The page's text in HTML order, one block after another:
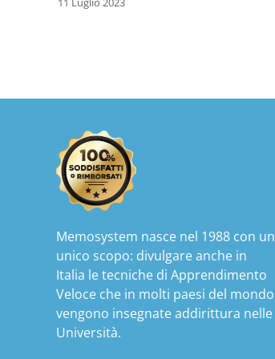
Memosystem nasce nel 1988 con un
unico scopo: divulgare anche in
Italia le tecniche di Apprendimento
Veloce che in molti paesi del mondo
vengono insegnate addirittura nelle
Università.